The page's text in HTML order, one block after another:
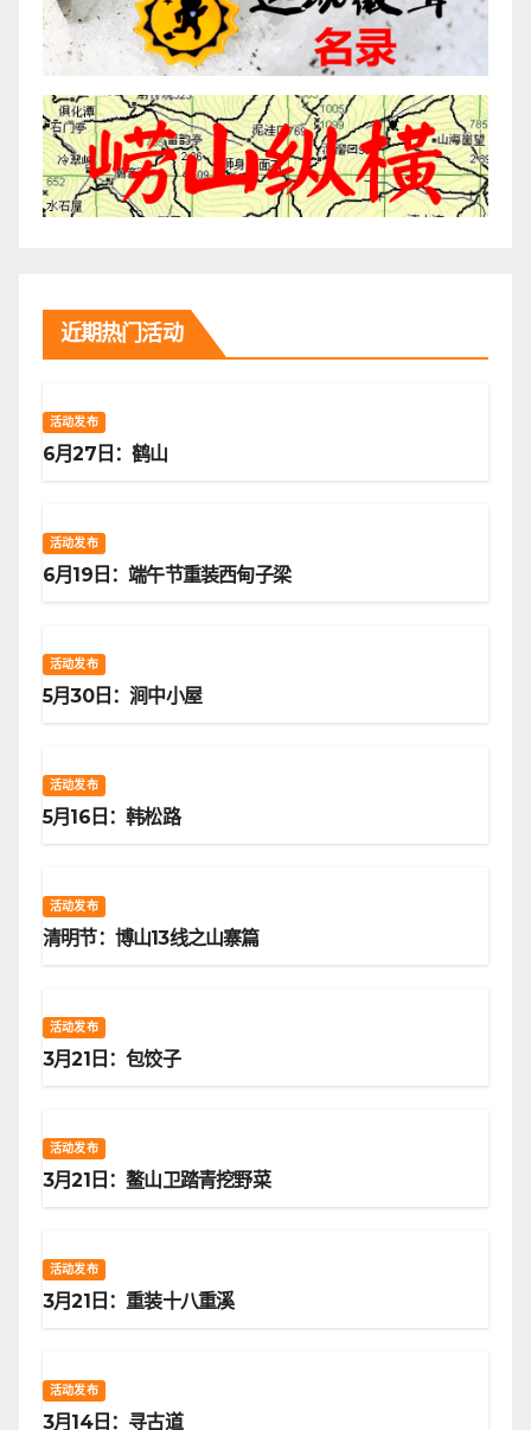
近期热门活动
活动发布
6月27日：鹤山
活动发布
6月19日：端午节重装西甸子梁
活动发布
5月30日：涧中小屋
活动发布
5月16日：韩松路
活动发布
清明节：博山13线之山寨篇
活动发布
3月21日：包饺子
活动发布
3月21日：鳌山卫踏青挖野菜
活动发布
3月21日：重装十八重溪
活动发布
3月14日：寻古道